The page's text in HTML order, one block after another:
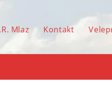
Mlaz Kontakt